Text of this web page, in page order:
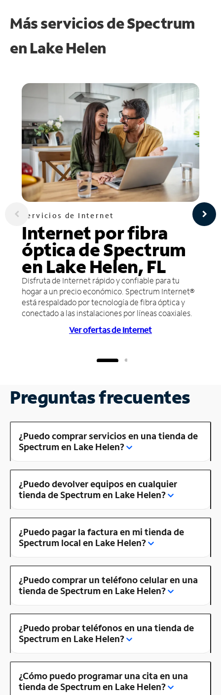
Más servicios de Spectrum
en Lake Helen
Servicios de Internet
Internet por fibra
óptica de Spectrum
en Lake Helen, FL
Disfruta de Internet rápido y confiable para tu
hogar a un precio económico. Spectrum Internet®
está respaldado por tecnología de fibra óptica y
conectado a las instalaciones por líneas coaxiales.
Ver ofertas de Internet
Preguntas frecuentes
¿Puedo comprar servicios en una tienda de
Spectrum en Lake Helen?
¿Puedo devolver equipos en cualquier
tienda de Spectrum en Lake Helen?
¿Puedo pagar la factura en mi tienda de
Spectrum local en Lake Helen?
¿Puedo comprar un teléfono celular en una
tienda de Spectrum en Lake Helen?
¿Puedo probar teléfonos en una tienda de
Spectrum en Lake Helen?
¿Cómo puedo programar una cita en una
tienda de Spectrum en Lake Helen?